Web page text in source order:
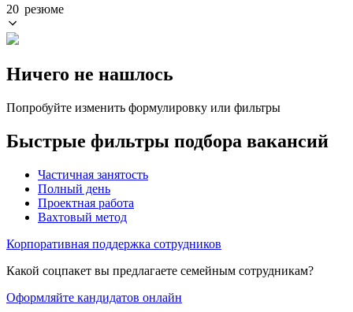
20 резюме
Ничего не нашлось
Попробуйте изменить формулировку или фильтры
Быстрые фильтры подбора вакансий
Частичная занятость
Полный день
Проектная работа
Вахтовый метод
Корпоративная поддержка сотрудников
Какой соцпакет вы предлагаете семейным сотрудникам?
Оформляйте кандидатов онлайн